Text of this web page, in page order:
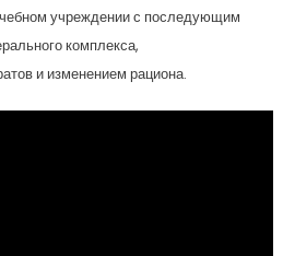
учреждении с последующим
комплекса,
и изменением рациона.